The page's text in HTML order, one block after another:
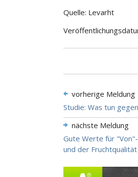
Quelle: Levarht
vorherige Meldung
Studie: Was tun
nächste Meldung
Gute Werte für
und der Fruchtqualität